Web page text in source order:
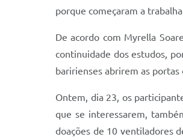
porque começaram a
De acordo com Myrella
continuidade dos estudos,
baririenses abrirem as
Ontem, dia 23, os
que se interessarem,
doações de 10 ventiladores